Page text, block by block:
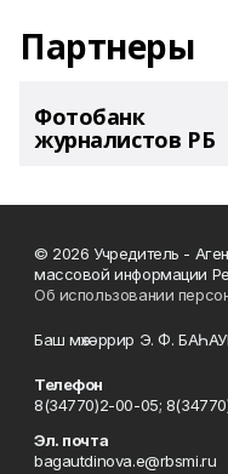
Партнеры
Фотобанк
журналистов РБ
© 2026 Учредитель -
массовой информации
Об использовании
Баш мөхәррир Э. Ф.
Телефон
8(34770)2-00-05;
Эл. почта
bagautdinova.e@rbsmi.ru